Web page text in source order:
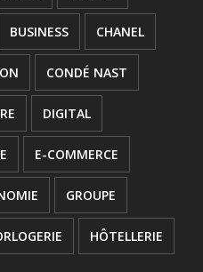
BUSINESS CHANEL
CONDÉ NAST
DIGITAL
E-COMMERCE
GROUPE
HÔTELLERIE